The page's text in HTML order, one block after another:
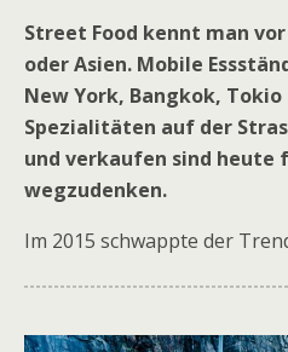
Street Food kennt man
oder Asien. Mobile
New York, Bangkok,
Spezialitäten auf der
und verkaufen sind heute
wegzudenken.
Im 2015 schwappte der